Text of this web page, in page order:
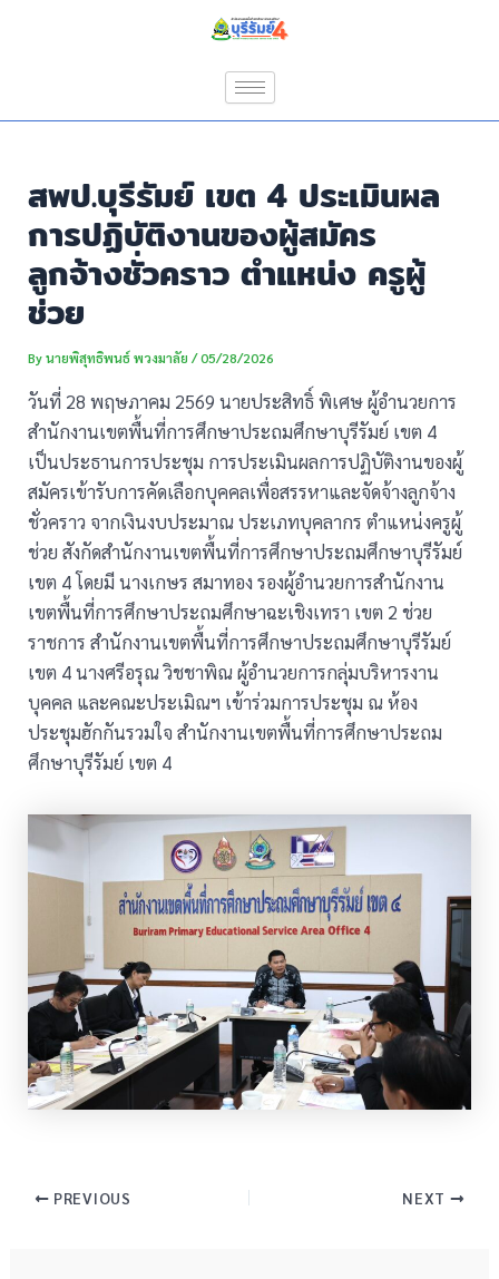
สพป.บุรีรัมย์ เขต 4 ประเมินผล
การปฏิบัติงานของผู้สมัคร
ลูกจ้างชั่วคราว ตำแหน่ง ครูผู้
ช่วย
Byนายพิสุทธิพนธ์ พวงมาลัย/05/28/2026
วันที่ 28 พฤษภาคม 2569 นายประสิทธิ์ พิเศษ ผู้อำนวยการ
สำนักงานเขตพื้นที่การศึกษาประถมศึกษาบุรีรัมย์ เขต 4
เป็นประธานการประชุม การประเมินผลการปฏิบัติงานของผู้
สมัครเข้ารับการคัดเลือกบุคคลเพื่อสรรหาและจัดจ้างลูกจ้าง
ชั่วคราว จากเงินงบประมาณ ประเภทบุคลากร ตำแหน่งครูผู้
ช่วย สังกัดสำนักงานเขตพื้นที่การศึกษาประถมศึกษาบุรีรัมย์
เขต 4 โดยมี นางเกษร สมาทอง รองผู้อำนวยการสำนักงาน
เขตพื้นที่การศึกษาประถมศึกษาฉะเชิงเทรา เขต 2 ช่วย
ราชการ สำนักงานเขตพื้นที่การศึกษาประถมศึกษาบุรีรัมย์
เขต 4 นางศรีอรุณ วิชชาพิณ ผู้อำนวยการกลุ่มบริหารงาน
บุคคล และคณะประเมิณฯ เข้าร่วมการประชุม ณ ห้อง
ประชุมฮักกันรวมใจ สำนักงานเขตพื้นที่การศึกษาประถม
ศึกษาบุรีรัมย์ เขต 4
PREVIOUS NEXT